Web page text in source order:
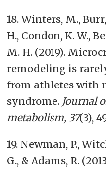
18. Winters, M.,
H., Condon, K. W.,
M. H. (2019).
remodeling is
from athletes with
syndrome. Journal
metabolism, 37(3),
19. Newman, P.,
G., & Adams, R.